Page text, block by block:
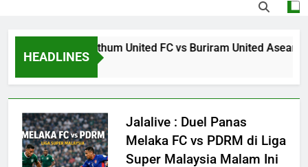
HEADLINES
BG Pathum United FC vs Buriram United Asean
Jalalive : Duel Panas
Melaka FC vs PDRM di Liga
Super Malaysia Malam Ini